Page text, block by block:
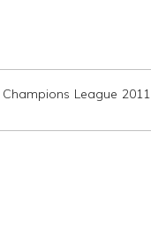
Champions League 2011